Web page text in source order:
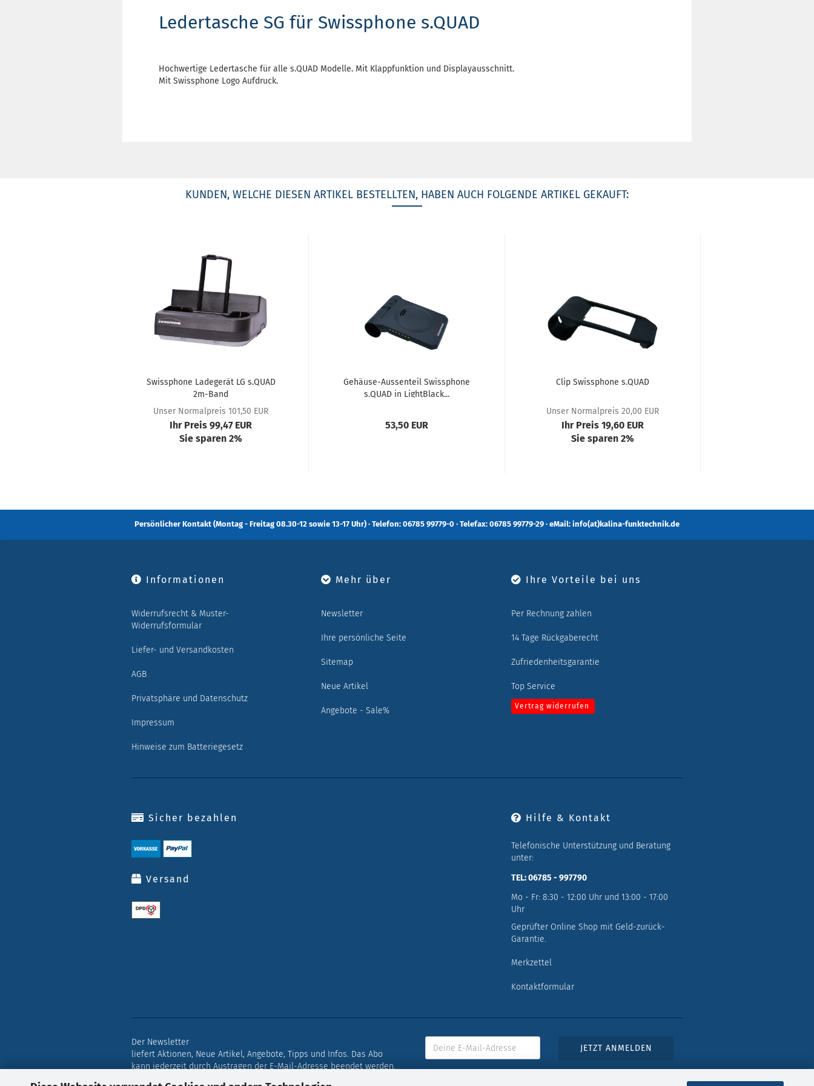
Ledertasche SG für Swissphone s.QUAD
Hochwertige Ledertasche für alle s.QUAD Modelle. Mit Klappfunktion und Displayausschnitt.
Mit Swissphone Logo Aufdruck.
KUNDEN, WELCHE DIESEN ARTIKEL BESTELLTEN, HABEN AUCH FOLGENDE ARTIKEL GEKAUFT:
Swissphone Ladegerät LG s.QUAD
2m-Band
Unser Normalpreis 101,50 EUR
Ihr Preis 99,47 EUR
Sie sparen 2%
Gehäuse-Aussenteil Swissphone
s.QUAD in LightBlack...
53,50 EUR
Clip Swissphone s.QUAD
Unser Normalpreis 20,00 EUR
Ihr Preis 19,60 EUR
Sie sparen 2%
Persönlicher Kontakt (Montag - Freitag 08.30-12 sowie 13-17 Uhr) · Telefon: 06785 99779-0 · Telefax: 06785 99779-29 · eMail: info(at)kalina-funktechnik.de
Informationen
Widerrufsrecht & Muster-
Widerrufsformular
Liefer- und Versandkosten
AGB
Privatsphäre und Datenschutz
Impressum
Hinweise zum Batteriegesetz
Mehr über
Newsletter
Ihre persönliche Seite
Sitemap
Neue Artikel
Angebote - Sale%
Ihre Vorteile bei uns
Per Rechnung zahlen
14 Tage Rückgaberecht
Zufriedenheitsgarantie
Top Service
Vertrag widerrufen
Sicher bezahlen
Versand
Hilfe & Kontakt
Telefonische Unterstützung und Beratung
unter:
TEL: 06785 - 997790
Mo - Fr: 8:30 - 12:00 Uhr und 13:00 - 17:00
Uhr
Geprüfter Online Shop mit Geld-zurück-
Garantie.
Merkzettel
Kontaktformular
Der Newsletter
liefert Aktionen, Neue Artikel, Angebote, Tipps und Infos. Das Abo
kann jederzeit durch Austragen der E-Mail-Adresse beendet werden.